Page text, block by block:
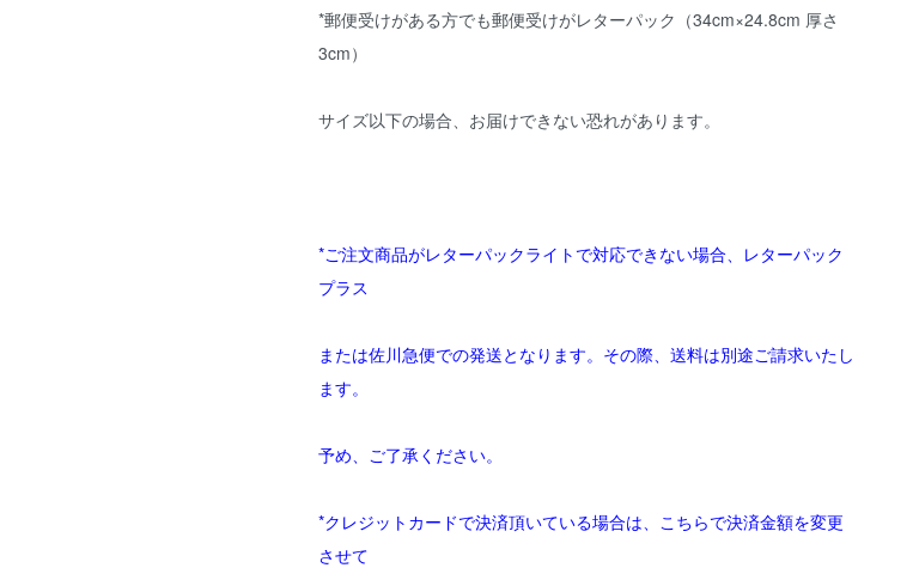
*郵便受けがある方でも郵便受けがレターパック（34cm×24.8cm 厚さ
3cm）
サイズ以下の場合、お届けできない恐れがあります。
*ご注文商品がレターパックライトで対応できない場合、レターパック
プラス
または佐川急便での発送となります。その際、送料は別途ご請求いたし
ます。
予め、ご了承ください。
*クレジットカードで決済頂いている場合は、こちらで決済金額を変更
させて